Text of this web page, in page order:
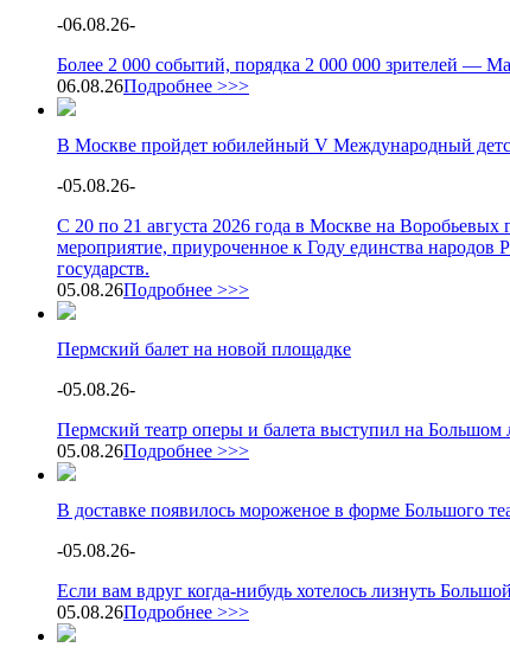
-06.08.26-
Более 2 000 событий, порядка 2 000 000 зрителей —
06.08.26Подробнее >>>
В Москве пройдет юбилейный V Международный
-05.08.26-
С 20 по 21 августа 2026 года в Москве на
мероприятие, приуроченное к Году единства народов
государств.
05.08.26Подробнее >>>
Пермский балет на новой площадке
-05.08.26-
Пермский театр оперы и балета выступил на
05.08.26Подробнее >>>
В доставке появилось мороженое в форме Большого
-05.08.26-
Если вам вдруг когда-нибудь хотелось лизнуть
05.08.26Подробнее >>>